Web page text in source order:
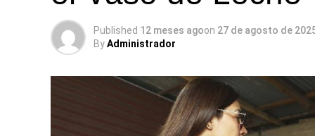
Published 12 meses agoon 27 de agosto de
ByAdministrador